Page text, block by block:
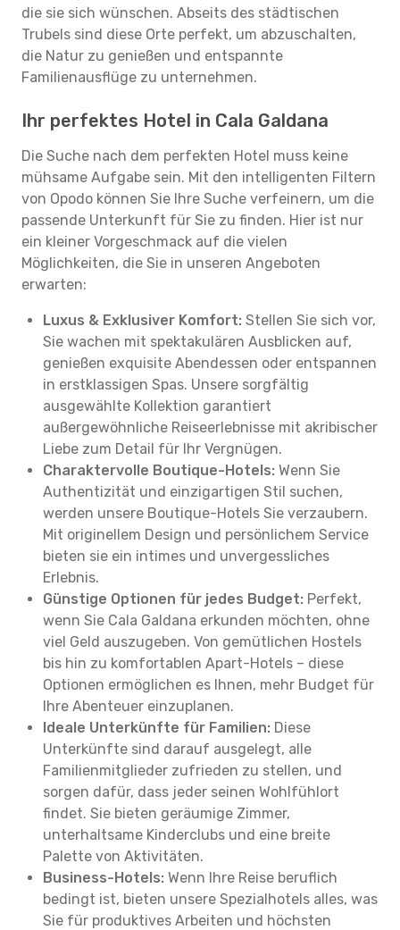
die sie sich wünschen. Abseits des städtischen
Trubels sind diese Orte perfekt, um abzuschalten,
die Natur zu genießen und entspannte
Familienausflüge zu unternehmen.
Ihr perfektes Hotel in Cala Galdana
Die Suche nach dem perfekten Hotel muss keine
mühsame Aufgabe sein. Mit den intelligenten Filtern
von Opodo können Sie Ihre Suche verfeinern, um die
passende Unterkunft für Sie zu finden. Hier ist nur
ein kleiner Vorgeschmack auf die vielen
Möglichkeiten, die Sie in unseren Angeboten
erwarten:
Luxus & Exklusiver Komfort: Stellen Sie sich vor,
Sie wachen mit spektakulären Ausblicken auf,
genießen exquisite Abendessen oder entspannen
in erstklassigen Spas. Unsere sorgfältig
ausgewählte Kollektion garantiert
außergewöhnliche Reiseerlebnisse mit akribischer
Liebe zum Detail für Ihr Vergnügen.
Charaktervolle Boutique-Hotels: Wenn Sie
Authentizität und einzigartigen Stil suchen,
werden unsere Boutique-Hotels Sie verzaubern.
Mit originellem Design und persönlichem Service
bieten sie ein intimes und unvergessliches
Erlebnis.
Günstige Optionen für jedes Budget: Perfekt,
wenn Sie Cala Galdana erkunden möchten, ohne
viel Geld auszugeben. Von gemütlichen Hostels
bis hin zu komfortablen Apart-Hotels – diese
Optionen ermöglichen es Ihnen, mehr Budget für
Ihre Abenteuer einzuplanen.
Ideale Unterkünfte für Familien: Diese
Unterkünfte sind darauf ausgelegt, alle
Familienmitglieder zufrieden zu stellen, und
sorgen dafür, dass jeder seinen Wohlfühlort
findet. Sie bieten geräumige Zimmer,
unterhaltsame Kinderclubs und eine breite
Palette von Aktivitäten.
Business-Hotels: Wenn Ihre Reise beruflich
bedingt ist, bieten unsere Spezialhotels alles, was
Sie für produktives Arbeiten und höchsten